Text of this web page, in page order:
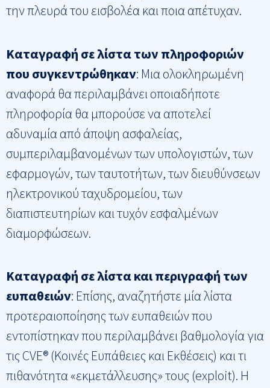
την πλευρά του εισβολέα και ποια απέτυχαν.
Καταγραφή σε λίστα των πληροφοριών
που συγκεντρώθηκαν​: Μια ολοκληρωμένη
αναφορά θα περιλαμβάνει οποιαδήποτε
πληροφορία θα μπορούσε να αποτελεί
αδυναμία από άποψη ασφαλείας,
συμπεριλαμβανομένων των υπολογιστών, των
εφαρμογών, των ταυτοτήτων, των διευθύνσεων
ηλεκτρονικού ταχυδρομείου, των
διαπιστευτηρίων και τυχόν εσφαλμένων
διαμορφώσεων.
Καταγραφή σε λίστα και περιγραφή των
ευπαθειών: ​Επίσης, αναζητήστε μία λίστα
προτεραιοποίησης των ευπαθειών που
εντοπίστηκαν που περιλαμβάνει βαθμολογία για
τις CVE® (Κοινές Ευπάθειες και Εκθέσεις) και τι
πιθανότητα «εκμετάλλευσης» τους (exploit). Η